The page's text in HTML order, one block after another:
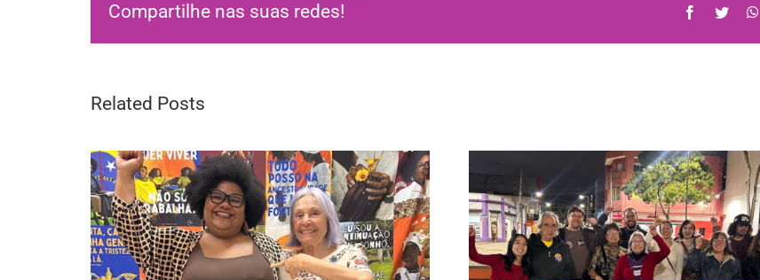
Compartilhe nas suas redes! Facebook
Twitter
Related Posts